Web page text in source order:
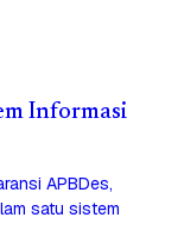
Informasi
APBDes,
satu sistem